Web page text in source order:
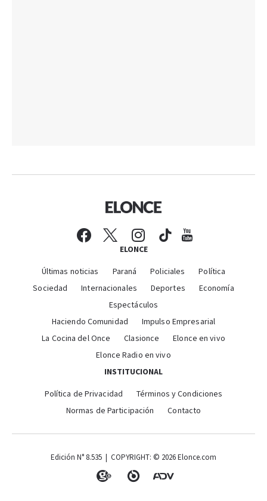
ELONCE
Últimas noticias Paraná Policiales
Política
Sociedad
Internacionales Deportes
Economía
Espectáculos
Haciendo Comunidad
Impulso Empresarial
La Cocina del Once
Clasionce
Elonce en vivo
Elonce Radio en vivo
INSTITUCIONAL
Política de Privacidad
Términos y Condiciones
Normas de Participación
Contacto
Edición N° 8.535 | COPYRIGHT: © 2026 Elonce.com